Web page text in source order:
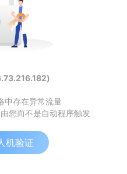
中存在异常流量
您而不是自动程序触发
机验证